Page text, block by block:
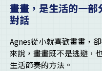
畫畫，是生活的一部
對話
Agnes從小就喜歡畫畫，
來說，畫畫既不是逃避，
生活節奏的方法。